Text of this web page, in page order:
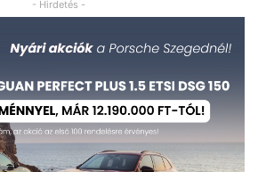
- Hirdetés -